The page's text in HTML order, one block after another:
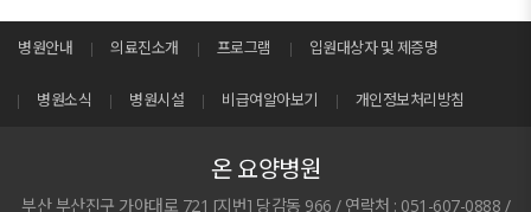
병원안내 의료진소개 프로그램 입원대상자 및 제증명
병원소식 병원시설 비급여알아보기 개인정보처리방침
온 요양병원
부산 부산진구 가야대로 721 [지번] 당감동 966 / 연락처 : 051-607-0888 /